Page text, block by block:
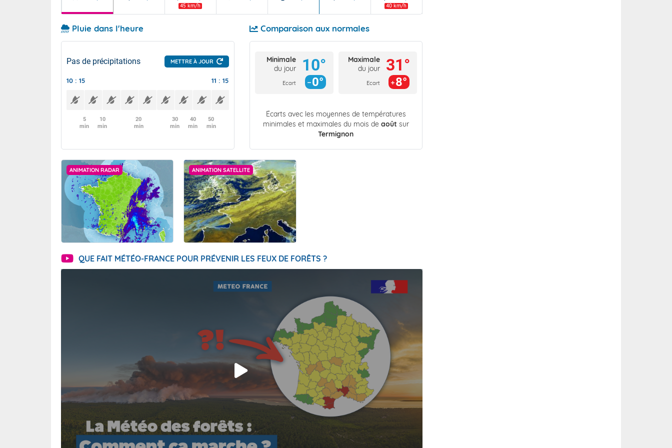
45 km/h 40 km/h
Pluie dans l'heure
Pas de précipitations METTRE À JOUR
10 : 15 11 : 15
5
min
10
min
20
min
30
min
40
min
50
min
Comparaison aux normales
Minimale
du jour
Ecart
10°
0°
Maximale
du jour
Ecart
31°
8°
Écarts avec les moyennes de températures
minimales et maximales du mois de août sur
Termignon
ANIMATION RADAR ANIMATION SATELLITE
QUE FAIT MÉTÉO-FRANCE POUR PRÉVENIR LES FEUX DE FORÊTS ?